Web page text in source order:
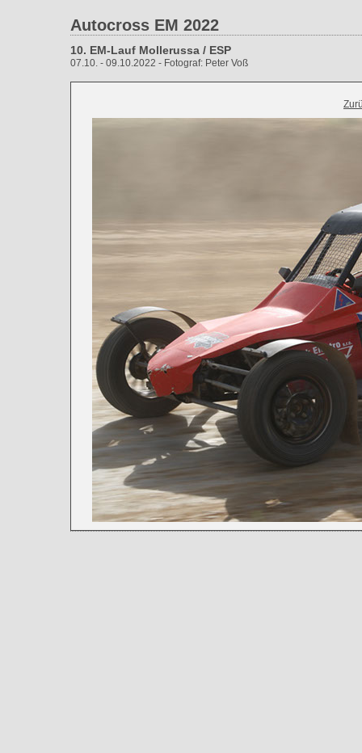
Autocross EM 2022
10. EM-Lauf Mollerussa / ESP
07.10. - 09.10.2022 - Fotograf: Peter Voß